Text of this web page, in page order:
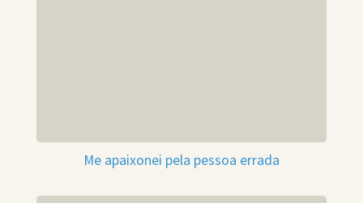
Me apaixonei pela pessoa errada